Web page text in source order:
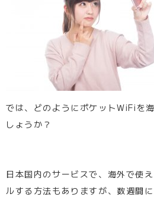
では、どのようにポケットWiFiを
しょうか？
日本国内のサービスで、海外で使
ルする方法もありますが、数週間